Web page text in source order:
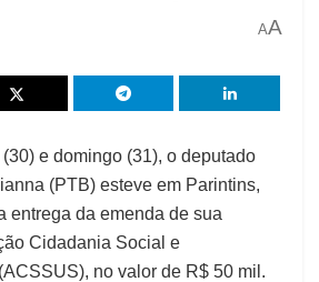
AA
e domingo (31), o deputado
(PTB) esteve em Parintins,
entrega da emenda de sua
Cidadania Social e
no valor de R$ 50 mil.